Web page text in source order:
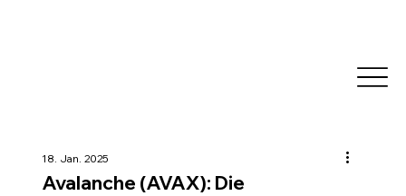
Avalanche (AVAX): Die
18. Jan. 2025